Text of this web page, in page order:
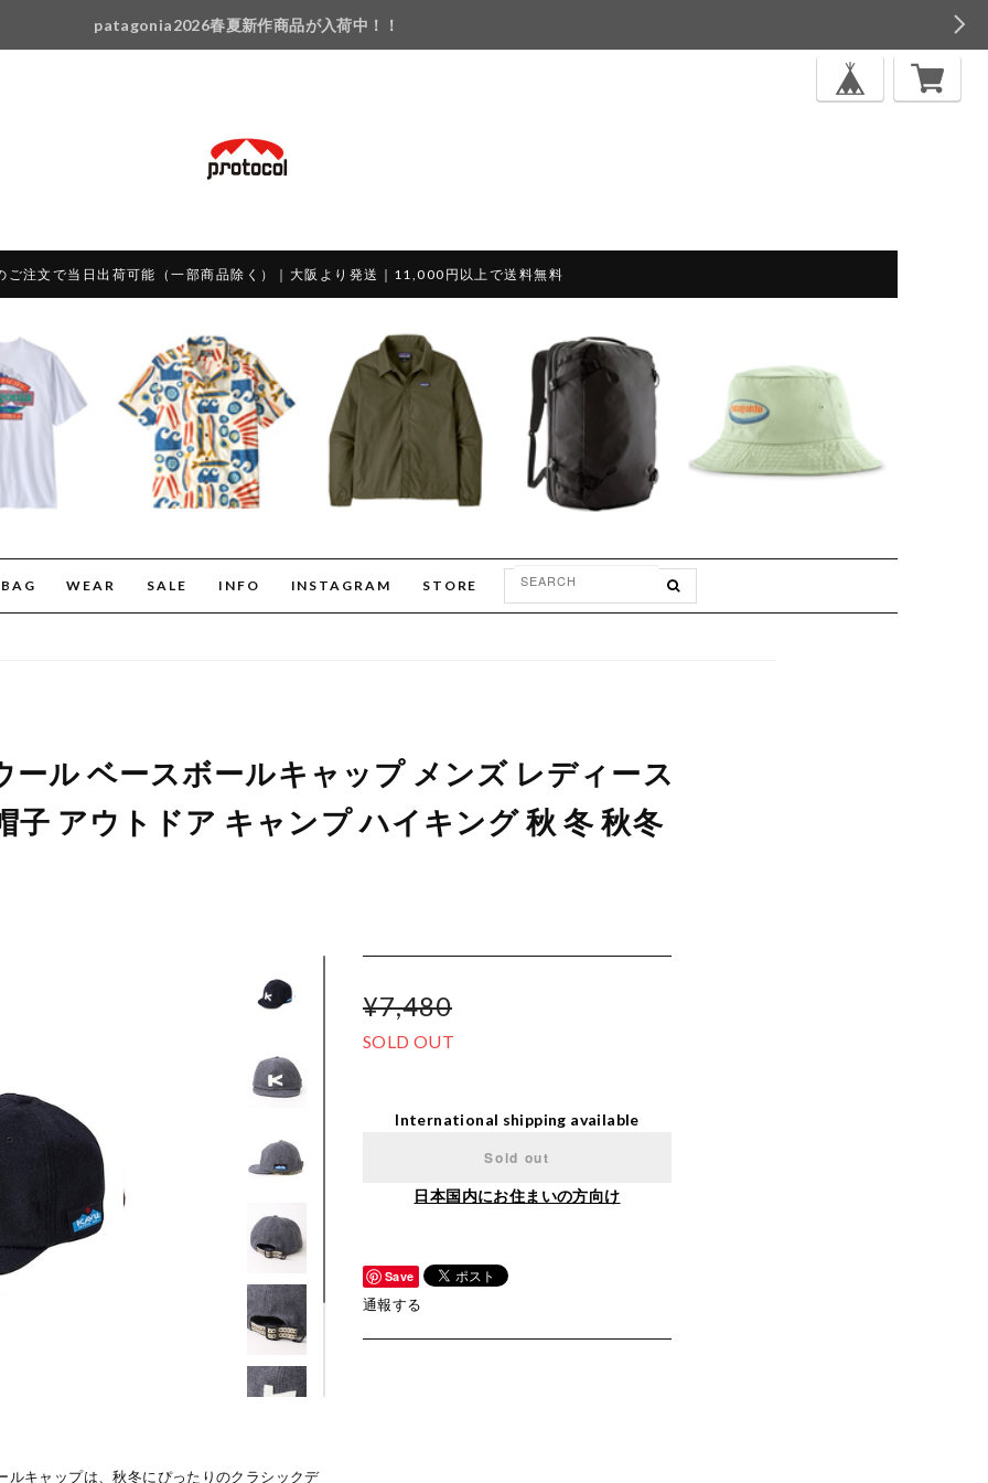
patagonia2026春夏新作商品が入荷中！！
ご注文で当日出荷可能（一部商品除く）｜大阪より発送｜11,000円以上で送料無料
BAG WEAR SALE INFO INSTAGRAM STORE
ール ベースボールキャップ メンズ レディース
子 アウトドア キャンプ ハイキング 秋 冬 秋冬
ルキャップは、秋冬にぴったりのクラシックデ
¥7,480
SOLD OUT
International shipping available
Sold out
日本国内にお住まいの方向け
Save
通報する